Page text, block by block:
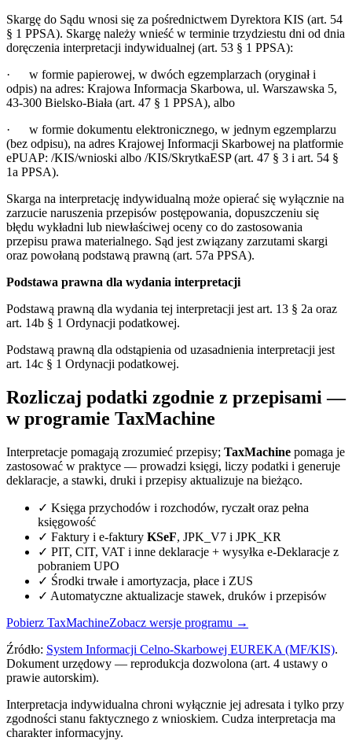
Skargę do Sądu wnosi się za pośrednictwem Dyrektora KIS (art. 54
§ 1 PPSA). Skargę należy wnieść w terminie trzydziestu dni od dnia
doręczenia interpretacji indywidualnej (art. 53 § 1 PPSA):
·
w formie papierowej, w dwóch egzemplarzach (oryginał i
odpis) na adres: Krajowa Informacja Skarbowa, ul. Warszawska 5,
43-300 Bielsko-Biała (art. 47 § 1 PPSA), albo
·
w formie dokumentu elektronicznego, w jednym egzemplarzu
(bez odpisu), na adres Krajowej Informacji Skarbowej na platformie
ePUAP: /KIS/wnioski albo /KIS/SkrytkaESP (art. 47 § 3 i art. 54 §
1a PPSA).
Skarga na interpretację indywidualną może opierać się wyłącznie na
zarzucie naruszenia przepisów postępowania, dopuszczeniu się
błędu wykładni lub niewłaściwej oceny co do zastosowania
przepisu prawa materialnego. Sąd jest związany zarzutami skargi
oraz powołaną podstawą prawną (art. 57a PPSA).
Podstawa prawna dla wydania interpretacji
Podstawą prawną dla wydania tej interpretacji jest art. 13 § 2a oraz
art. 14b § 1 Ordynacji podatkowej.
Podstawą prawną dla odstąpienia od uzasadnienia interpretacji jest
art. 14c § 1 Ordynacji podatkowej.
Rozliczaj podatki zgodnie z przepisami —
w programie TaxMachine
Interpretacje pomagają zrozumieć przepisy; TaxMachine pomaga je
zastosować w praktyce — prowadzi księgi, liczy podatki i generuje
deklaracje, a stawki, druki i przepisy aktualizuje na bieżąco.
✓ Księga przychodów i rozchodów, ryczałt oraz pełna
księgowość
✓ Faktury i e-faktury KSeF, JPK_V7 i JPK_KR
✓ PIT, CIT, VAT i inne deklaracje + wysyłka e-Deklaracje z
pobraniem UPO
✓ Środki trwałe i amortyzacja, płace i ZUS
✓ Automatyczne aktualizacje stawek, druków i przepisów
Pobierz TaxMachineZobacz wersje programu →
Źródło: System Informacji Celno-Skarbowej EUREKA (MF/KIS).
Dokument urzędowy — reprodukcja dozwolona (art. 4 ustawy o
prawie autorskim).
Interpretacja indywidualna chroni wyłącznie jej adresata i tylko przy
zgodności stanu faktycznego z wnioskiem. Cudza interpretacja ma
charakter informacyjny.